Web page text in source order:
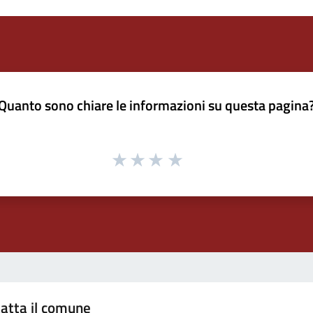
sono chiare le informazioni su questa
il comune